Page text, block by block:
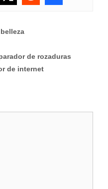
de rozaduras
de internet